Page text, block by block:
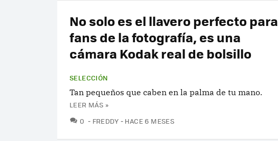
No solo es el llavero perfecto para
fans de la fotografía, es una
cámara Kodak real de bolsillo
SELECCIÓN
Tan pequeños que caben en la palma de tu mano.
LEER MÁS »
0 COMENTARIOS
FREDDY HACE 6 MESES